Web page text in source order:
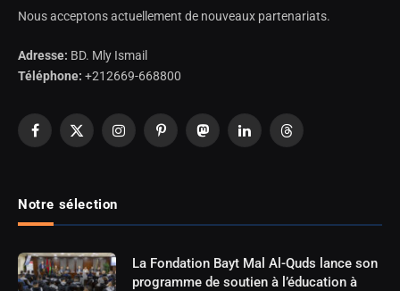
Nous acceptons actuellement de nouveaux partenariats.
Adresse: BD. Mly Ismail
Téléphone: +212669-668800
Facebook
X
InstagramPinterestMastodonLinkedInThreads
Notre sélection
La Fondation Bayt Mal Al-Quds lance son
programme de soutien à l’éducation à